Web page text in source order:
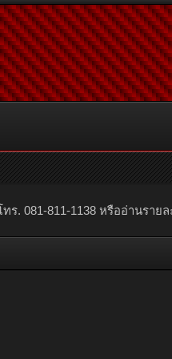
ร. 081-811-1138 หรืออ่านราย